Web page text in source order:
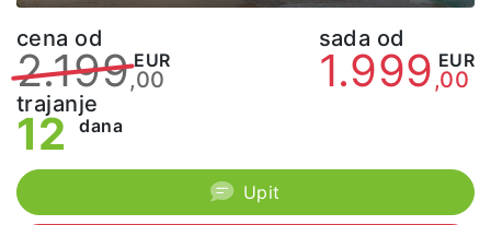
cena od
2.199 EUR
,00
sada od
1.999 EUR
,00
trajanje
12 dana
Upit